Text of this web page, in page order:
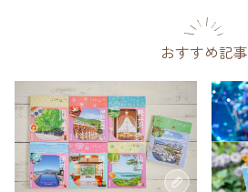
おすすめ記事